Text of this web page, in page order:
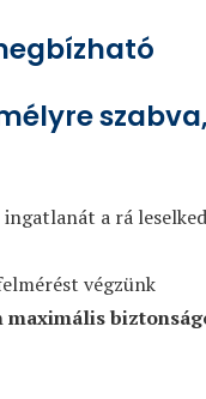
szabva,
a rá
végzünk
maximális